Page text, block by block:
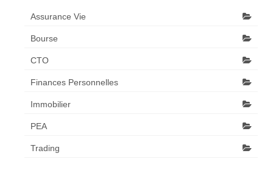
Assurance Vie
Bourse
CTO
Finances Personnelles
Immobilier
PEA
Trading